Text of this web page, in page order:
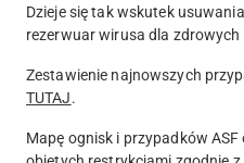
Dzieje się tak wskutek
rezerwuar wirusa dla zdrowych
Zestawienie najnowszych
TUTAJ.
Mapę ognisk i przypadków